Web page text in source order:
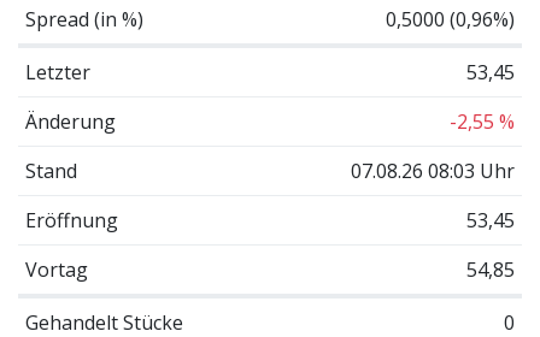
Spread (in %)
0,5000 (0,96%)
Letzter
53,45
Änderung
-2,55 %
Stand
07.08.26 08:03 Uhr
Eröffnung
53,45
Vortag
54,85
Gehandelt Stücke
0